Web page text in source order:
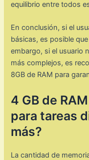
equilibrio entre todos
En conclusión, si el
básicas, es posible
embargo, si el usuario
más complejos, es
8GB de RAM para
4 GB de
para tareas
más?
La cantidad de